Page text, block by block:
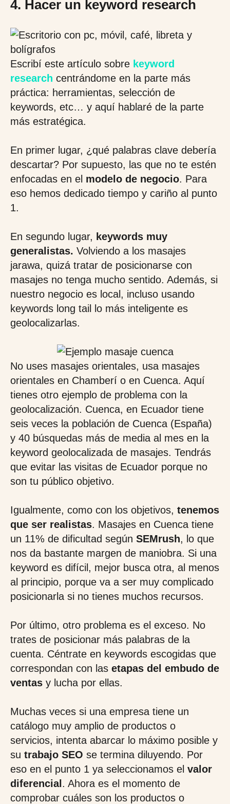
4. Hacer un keyword research
Escribí este artículo sobre keyword
research centrándome en la parte más
práctica: herramientas, selección de
keywords, etc… y aquí hablaré de la parte
más estratégica.
En primer lugar, ¿qué palabras clave debería
descartar? Por supuesto, las que no te estén
enfocadas en el modelo de negocio. Para
eso hemos dedicado tiempo y cariño al punto
1.
En segundo lugar, keywords muy
generalistas. Volviendo a los masajes
jarawa, quizá tratar de posicionarse con
masajes no tenga mucho sentido. Además, si
nuestro negocio es local, incluso usando
keywords long tail lo más inteligente es
geolocalizarlas.
No uses masajes orientales, usa masajes
orientales en Chamberí o en Cuenca. Aquí
tienes otro ejemplo de problema con la
geolocalización. Cuenca, en Ecuador tiene
seis veces la población de Cuenca (España)
y 40 búsquedas más de media al mes en la
keyword geolocalizada de masajes. Tendrás
que evitar las visitas de Ecuador porque no
son tu público objetivo.
Igualmente, como con los objetivos, tenemos
que ser realistas. Masajes en Cuenca tiene
un 11% de dificultad según SEMrush, lo que
nos da bastante margen de maniobra. Si una
keyword es difícil, mejor busca otra, al menos
al principio, porque va a ser muy complicado
posicionarla si no tienes muchos recursos.
Por último, otro problema es el exceso. No
trates de posicionar más palabras de la
cuenta. Céntrate en keywords escogidas que
correspondan con las etapas del embudo de
ventas y lucha por ellas.
Muchas veces si una empresa tiene un
catálogo muy amplio de productos o
servicios, intenta abarcar lo máximo posible y
su trabajo SEO se termina diluyendo. Por
eso en el punto 1 ya seleccionamos el valor
diferencial . Ahora es el momento de
comprobar cuáles son los productos o